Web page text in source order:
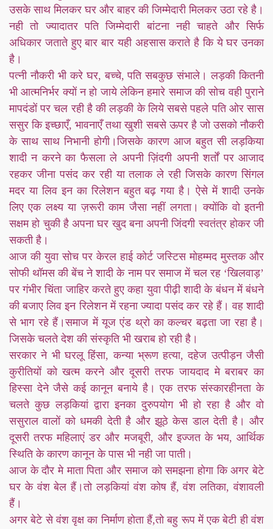
उसके साथ मिलकर घर और बाहर की जिम्मेदारी मिलकर उठा रहे है।
नही तो ज्यादातर पति जिम्मेदारी बांटना नही चाहते और सिर्फ
अधिकार जताते हुए बार बार यही अहसास कराते है कि ये घर उनका
है।
पत्नी नौकरी भी करे घर, बच्चे, पति सबकुछ संभाले। लड़की कितनी
भी आत्मनिर्भर क्यों न हो जाये लेकिन हमारे समाज की सोच वही पुराने
मापदंडों पर चल रही है की लड़की के लिये सबसे पहले पति ओर सास
ससुर कि इच्छाएँ, भावनाएँ तथा खुशी सबसे ऊपर है जो उसको नौकरी
के साथ साथ निभानी होगी।जिसके कारण आज बहुत सी लड़किया
शादी न करने का फैसला ले अपनी ज़िंदगी अपनी शर्तों पर आजाद
रहकर जीना पसंद कर रही या तलाक ले रही जिसके कारण सिंगल
मदर या लिव इन का रिलेशन बहुत बढ़ गया है। ऐसे में शादी उनके
लिए एक लक्ष्य या ज़रूरी काम जैसा नहीं लगता। क्योंकि वो इतनी
सक्षम हो चुकी है अपना घर खुद बना अपनी जिंदगी स्वतंत्र होकर जी
सकती है।
आज की युवा सोच पर केरल हाई कोर्ट जस्टिस मोहम्मद मुस्तक और
सोफी थॉमस की बेंच ने शादी के नाम पर समाज में चल रह ‘खिलवाड़’
पर गंभीर चिंता जाहिर करते हुए कहा युवा पीढ़ी शादी के बंधन में बंधने
की बजाए लिव इन रिलेशन में रहना ज्यादा पसंद कर रहे हैं। वह शादी
से भाग रहे हैं।समाज में यूज एंड थ्रो का कल्चर बढ़ता जा रहा है।
जिसके चलते देश की संस्कृति भी खराब हो रही है।
सरकार ने भी घरलू हिंसा, कन्या भ्रूण हत्या, दहेज उत्पीड़न जैसी
कुरीतियों को खत्म करने और दूसरी तरफ जायदाद मे बराबर का
हिस्सा देने जैसे कई कानून बनाये है। एक तरफ संस्कारहीनता के
चलते कुछ लड़कियां द्वारा इनका दुरुपयोग भी हो रहा है और वो
ससुराल वालों को धमकी देती है और झूठे केस डाल देती है। और
दूसरी तरफ महिलाएं डर और मजबूरी, और इज्जत के भय, आर्थिक
स्थिति के कारण कानून के पास भी नही जा पाती।
आज के दौर मे माता पिता और समाज को समझना होगा कि अगर बेटे
घर के वंश बेल हैं।तो लड़कियां वंश कोष हैं, वंश लतिका, वंशावली
हैं।
अगर बेटे से वंश वृक्ष का निर्माण होता हैं,तो बहु रूप में एक बेटी ही वंश